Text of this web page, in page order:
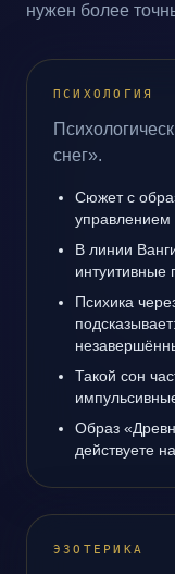
нужен более
ПСИХОЛОГИЯ
снег».
Сюжет с
управлением
В линии
интуитивные
Психика
Такой сон
Образ
действуете
ЭЗОТЕРИКА